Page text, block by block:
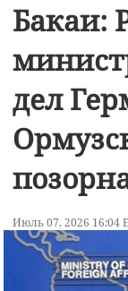
Бакаи:
дел
Июль 07, 2026 16:04